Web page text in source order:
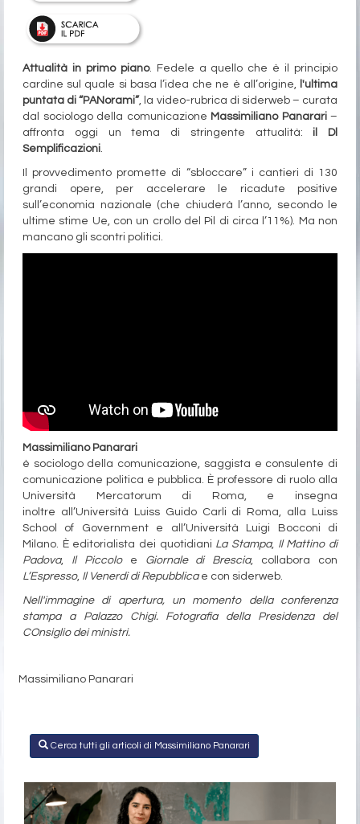
Attualità in primo piano. Fedele a quello che è il principio
cardine sul quale si basa l’idea che ne è all’origine, l'ultima
puntata di “PANorami”, la video-rubrica di siderweb – curata
dal sociologo della comunicazione Massimiliano Panarari–
affronta oggi un tema di stringente attualità: il Dl
Semplificazioni.
Il provvedimento promette di “sbloccare” i cantieri di 130
grandi opere, per accelerare le ricadute positive
sull’economia nazionale (che chiuderà l’anno, secondo le
ultime stime Ue, con un crollo del Pil di circa l’11%). Ma non
mancano gli scontri politici.
Massimiliano Panarari
è sociologo della comunicazione, saggista e consulente di
comunicazione politica e pubblica. È professore di ruolo alla
Università Mercatorum di Roma, e insegna
inoltre all’Università Luiss Guido Carli di Roma, alla Luiss
School of Government e all’Università Luigi Bocconi di
Milano. È editorialista dei quotidiani La Stampa, Il Mattino di
Padova, Il Piccoloe Giornale di Brescia, collabora con
L’Espresso, Il Venerdì di Repubblicae con siderweb.
Nell'immagine di apertura, un momento della conferenza
stampa a Palazzo Chigi. Fotografia della Presidenza del
COnsiglio dei ministri.
Massimiliano Panarari
Cerca tutti gli articoli di Massimiliano Panarari